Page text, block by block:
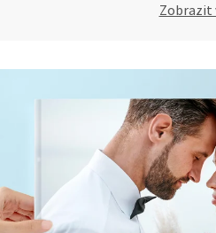
Zobrazit